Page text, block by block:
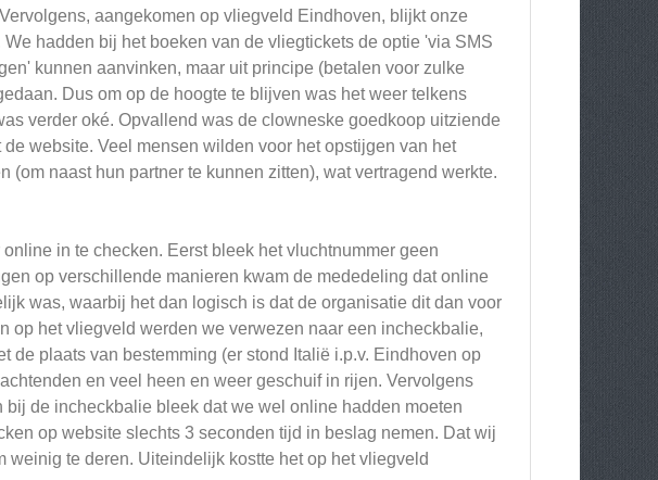
aangekomen op vliegveld Eindhoven, blijkt onze
hadden bij het boeken van de vliegtickets de optie 'via SMS
kunnen aanvinken, maar uit principe (betalen voor zulke
Dus om op de hoogte te blijven was het weer telkens
verder oké. Opvallend was de clowneske goedkoop uitziende
website. Veel mensen wilden voor het opstijgen van het
naast hun partner te kunnen zitten), wat vertragend werkte.
in te checken. Eerst bleek het vluchtnummer geen
op verschillende manieren kwam de mededeling dat online
was, waarbij het dan logisch is dat de organisatie dit dan voor
op het vliegveld werden we verwezen naar een incheckbalie,
de plaats van bestemming (er stond Italië i.p.v. Eindhoven op
en veel heen en weer geschuif in rijen. Vervolgens
de incheckbalie bleek dat we wel online hadden moeten
op website slechts 3 seconden tijd in beslag nemen. Dat wij
te deren. Uiteindelijk kostte het op het vliegveld